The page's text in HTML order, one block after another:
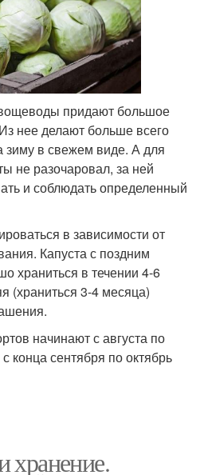
придают большое
нее делают больше всего
зиму в свежем виде. А для
не разочаровал, за ней
и соблюдать определенный
в зависимости от
Капуста с поздним
храниться в течении 4-6
(храниться 3-4 месяца)
начинают с августа по
конца сентября по октябрь
хранение.